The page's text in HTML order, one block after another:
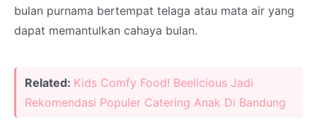
bulan purnama bertempat telaga atau mata air yang
dapat memantulkan cahaya bulan.
Related: Kids Comfy Food! Beelicious Jadi
Rekomendasi Populer Catering Anak Di Bandung